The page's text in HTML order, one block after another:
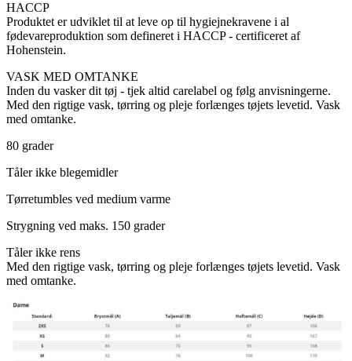
HACCP
Produktet er udviklet til at leve op til hygiejnekravene i al
fødevareproduktion som defineret i HACCP - certificeret af
Hohenstein.
VASK MED OMTANKE
Inden du vasker dit tøj - tjek altid carelabel og følg anvisningerne.
Med den rigtige vask, tørring og pleje forlænges tøjets levetid. Vask
med omtanke.
80 grader
Tåler ikke blegemidler
Tørretumbles ved medium varme
Strygning ved maks. 150 grader
Tåler ikke rens
Med den rigtige vask, tørring og pleje forlænges tøjets levetid. Vask
med omtanke.